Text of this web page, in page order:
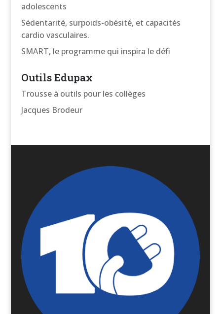
adolescents
Sédentarité, surpoids-obésité, et capacités
cardio vasculaires.
SMART, le programme qui inspira le défi
Outils Edupax
Trousse à outils pour les collèges
Jacques Brodeur